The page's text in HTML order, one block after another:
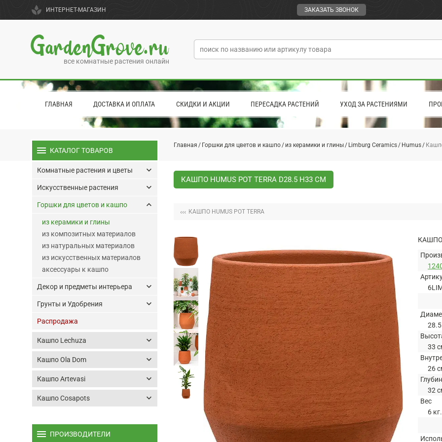
spa ИНТЕРНЕТ-МАГАЗИН ЗАКАЗАТЬ ЗВОНОК
GardenGrove.ru
все комнатные растения онлайн
ГЛАВНАЯ ДОСТАВКА И ОПЛАТА СКИДКИ И АКЦИИ ПЕРЕСАДКА РАСТЕНИЙ УХОД ЗА РАСТЕНИЯМИ
Главная Горшки для цветов и кашпо из керамики и глины Limburg Ceramics Humus
КАШПО HUMUS POT TERRA D28.5 H33 СМ
‹‹‹ КАШПО HUMUS POT TERRA
КАШПО
33
26
32
Вес
6 кг.
menu КАТАЛОГ ТОВАРОВ
Комнатные растения и цветы keyboard_arrow_down
Искусственные растения keyboard_arrow_down
Горшки для цветов и кашпо keyboard_arrow_up
из керамики и глины
из композитных материалов
из натуральных материалов
из искусственных материалов
аксессуары к кашпо
Декор и предметы интерьера keyboard_arrow_down
Грунты и Удобрения keyboard_arrow_down
Распродажа
Кашпо Lechuza keyboard_arrow_down
Кашпо Ola Dom keyboard_arrow_down
Кашпо Artevasi keyboard_arrow_down
Кашпо Cosapots keyboard_arrow_down
menu ПРОИЗВОДИТЕЛИ